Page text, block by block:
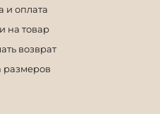
и оплата
на товар
возврат
размеров